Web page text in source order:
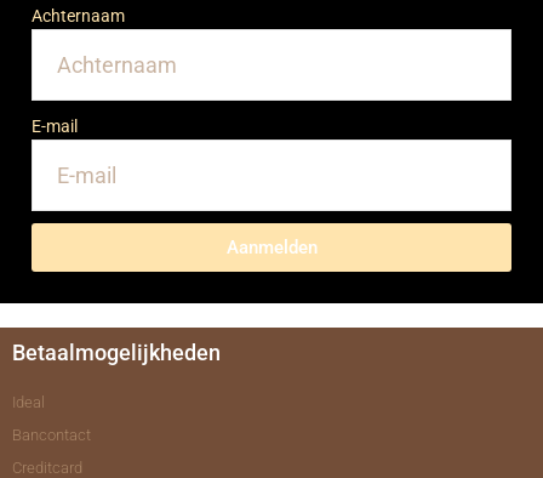
Achternaam
E-mail
Aanmelden
Betaalmogelijkheden
Ideal
Bancontact
Creditcard